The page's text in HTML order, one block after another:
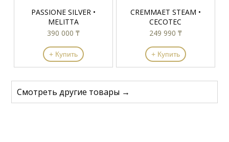
PASSIONE SILVER •
MELITTA
390 000 ₸
+ Купить
CREMMAET STEAM •
CECOTEC
249 990 ₸
+ Купить
Смотреть другие товары →